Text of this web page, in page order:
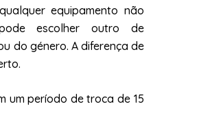
equipamento não
escolher outro de
do género. A diferença de
um período de troca de 15